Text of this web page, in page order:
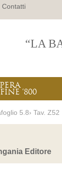
Contatti
“LA
‘800
5.8› Tav. Z52
Editore